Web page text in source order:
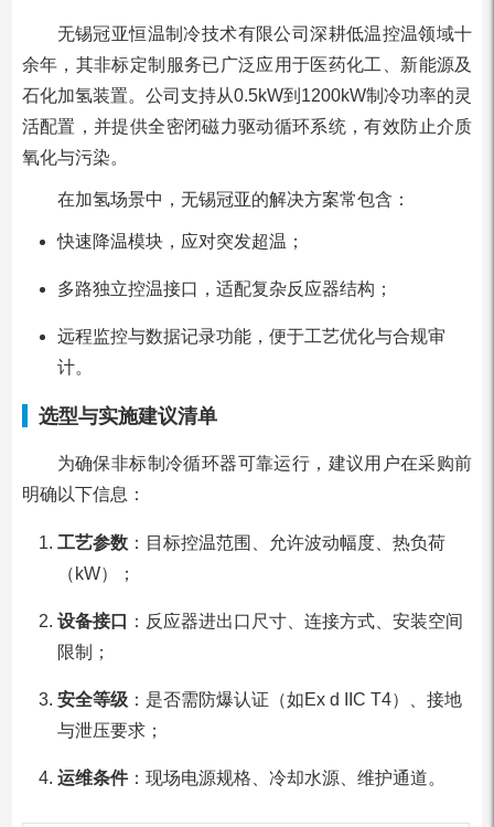
无锡冠亚恒温制冷技术有限公司深耕低温控温领域十
余年，其非标定制服务已广泛应用于医药化工、新能源及
石化加氢装置。公司支持从0.5kW到1200kW制冷功率的灵
活配置，并提供全密闭磁力驱动循环系统，有效防止介质
氧化与污染。
在加氢场景中，无锡冠亚的解决方案常包含：
快速降温模块，应对突发超温；
多路独立控温接口，适配复杂反应器结构；
远程监控与数据记录功能，便于工艺优化与合规审
计。
选型与实施建议清单
为确保非标制冷循环器可靠运行，建议用户在采购前
明确以下信息：
工艺参数：目标控温范围、允许波动幅度、热负荷
（kW）；
设备接口
：反应器进出口尺寸、连接方式、安装空间
限制；
安全等级：是否需防爆认证（如Ex d IIC T4）、接地
与泄压要求；
运维条件：现场电源规格、冷却水源、维护通道。